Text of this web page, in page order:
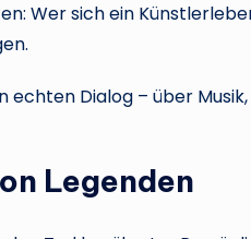
Wer sich ein
echten Dialog – über
Legenden